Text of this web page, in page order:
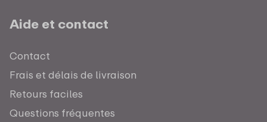
Aide et contact
Contact
Frais et délais de livraison
Retours faciles
Questions fréquentes